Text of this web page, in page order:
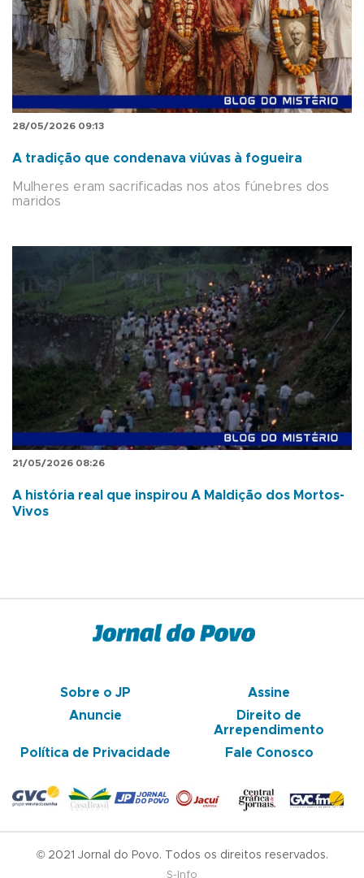
28/05/2026 09:13
A tradição que condenava viúvas à fogueira
Mulheres eram sacrificadas nos atos fúnebres dos
maridos
21/05/2026 08:26
A história real que inspirou A Maldição dos Mortos-
Vivos
Sobre o JP
Assine
Anuncie
Direito de
Arrependimento
Política de Privacidade
Fale Conosco
© 2021 Jornal do Povo. Todos os direitos reservados.
S-Info